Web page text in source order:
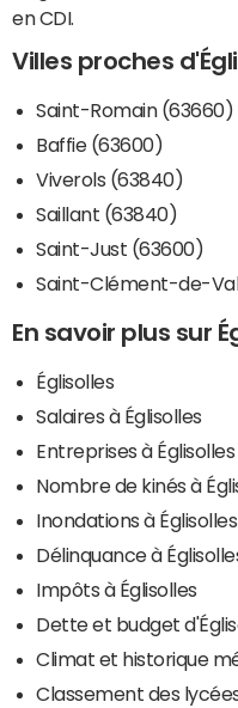
en CDI.
Villes proches
Saint-Romain (63660)
Baffie (63600)
Viverols (63840)
Saillant (63840)
Saint-Just (63600)
Saint-Clément-de-
En savoir plus sur
Églisolles
Salaires à Églisolles
Entreprises à Églisolles
Nombre de kinés à
Inondations à Églisolles
Délinquance à
Impôts à Églisolles
Dette et budget
Climat et historique
Classement des